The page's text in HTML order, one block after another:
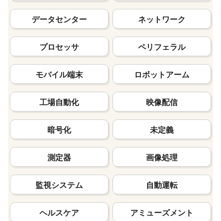
データセンター ネットワーク
プロセッサ ペリフェラル
モバイル端末 ロボットアーム
工場自動化 映像配信
暗号化 未定義
測定器 画像処理
監視システム 自動運転
ヘルスケア アミューズメント